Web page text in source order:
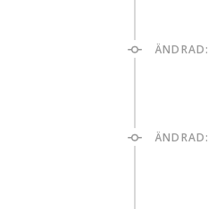
ÄNDRAD:
ÄNDRAD: